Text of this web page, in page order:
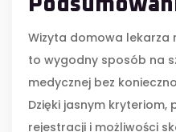
Wizyta domowa lekarza
to wygodny sposób na
medycznej bez
Dzięki jasnym
rejestracji i możliwości